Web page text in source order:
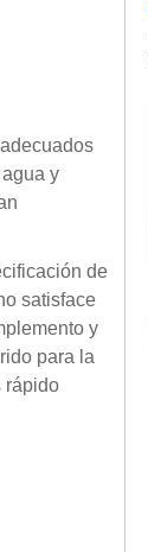
y
de
satisface
y
para la
rápido